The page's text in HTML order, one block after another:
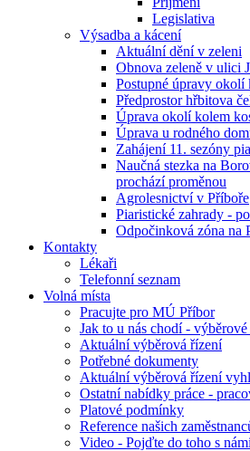
Legislativa
Výsadba a kácení
Aktuální dění v zeleni
Obnova zeleně v ulici
Postupné úpravy okolí
Předprostor hřbitova
Úprava okolí kolem
Úprava u rodného
Zahájení 11. sezóny
Naučná stezka na
prochází proměnou
Agrolesnictví v Příboře
Piaristické zahrady -
Odpočinková zóna na
Kontakty
Lékaři
Telefonní seznam
Volná místa
Pracujte pro MÚ Příbor
Jak to u nás chodí -
Aktuální výběrová řízení
Potřebné dokumenty
Aktuální výběrová řízení
Ostatní nabídky práce -
Platové podmínky
Reference našich
Video - Pojďte do toho s